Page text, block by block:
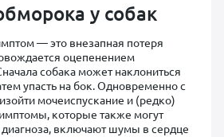
у собак
— это внезапная потеря
оцепенением
собака может наклониться
упасть на бок. Одновременно с
мочеиспускание и (редко)
которые также могут
включают шумы в сердце